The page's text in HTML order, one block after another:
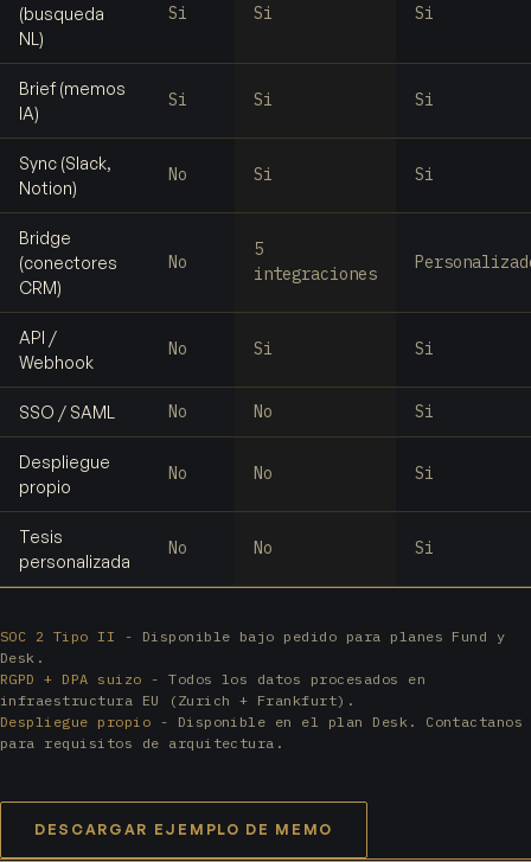
(busqueda
NL)
Si Si Si
Brief (memos
IA)
Si Si Si
Sync (Slack,
Notion)
No Si Si
Bridge
(conectores
CRM)
No
5
integraciones
API /
Webhook
No Si Si
SSO / SAML No No Si
Despliegue
propio
No No Si
Tesis
personalizada
No No Si
SOC 2 Tipo II - Disponible bajo pedido para planes Fund y
Desk.
RGPD + DPA suizo - Todos los datos procesados en
infraestructura EU (Zurich + Frankfurt).
Despliegue propio - Disponible en el plan Desk. Contactanos
para requisitos de arquitectura.
DESCARGAR EJEMPLO DE MEMO